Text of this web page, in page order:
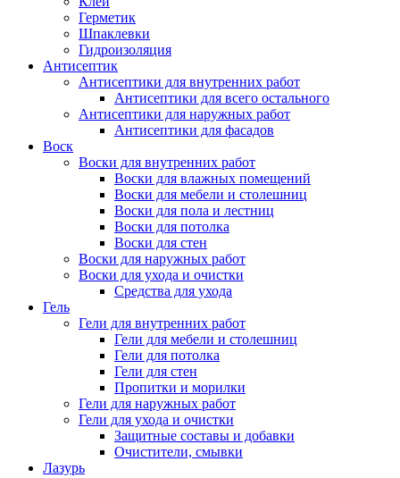
Герметик
Шпаклевки
Гидроизоляция
Антисептик
Антисептики для внутренних работ
Антисептики для всего остального
Антисептики для наружных работ
Антисептики для фасадов
Воск
Воски для внутренних работ
Воски для влажных помещений
Воски для мебели и столешниц
Воски для пола и лестниц
Воски для потолка
Воски для стен
Воски для наружных работ
Воски для ухода и очистки
Средства для ухода
Гель
Гели для внутренних работ
Гели для мебели и столешниц
Гели для потолка
Гели для стен
Пропитки и морилки
Гели для наружных работ
Гели для ухода и очистки
Защитные составы и добавки
Очистители, смывки
Лазурь